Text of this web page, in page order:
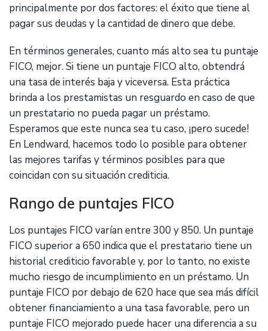
principalmente por dos factores: el éxito que tiene al
pagar sus deudas y la cantidad de dinero que debe.
En términos generales, cuanto más alto sea tu puntaje
FICO, mejor. Si tiene un puntaje FICO alto, obtendrá
una tasa de interés baja y viceversa. Esta práctica
brinda a los prestamistas un resguardo en caso de que
un prestatario no pueda pagar un préstamo.
Esperamos que este nunca sea tu caso, ¡pero sucede!
En Lendward, hacemos todo lo posible para obtener
las mejores tarifas y términos posibles para que
coincidan con su situación crediticia.
Rango de puntajes FICO
Los puntajes FICO varían entre 300 y 850. Un puntaje
FICO superior a 650 indica que el prestatario tiene un
historial crediticio favorable y, por lo tanto, no existe
mucho riesgo de incumplimiento en un préstamo. Un
puntaje FICO por debajo de 620 hace que sea más difícil
obtener financiamiento a una tasa favorable, pero un
puntaje FICO mejorado puede hacer una diferencia a su